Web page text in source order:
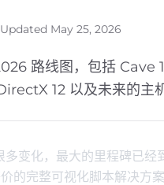
May 25, 2026
路线图，包括
12 以及未来的主机
变化，最大的里程碑已经
的完整可视化脚本解决方